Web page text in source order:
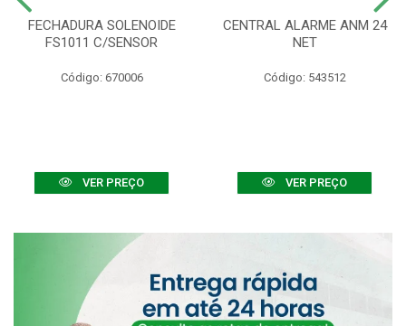
FECHADURA SOLENOIDE
FS1011 C/SENSOR
Código: 670006
VER PREÇO
CENTRAL ALARME ANM 24
NET
Código: 543512
VER PREÇO